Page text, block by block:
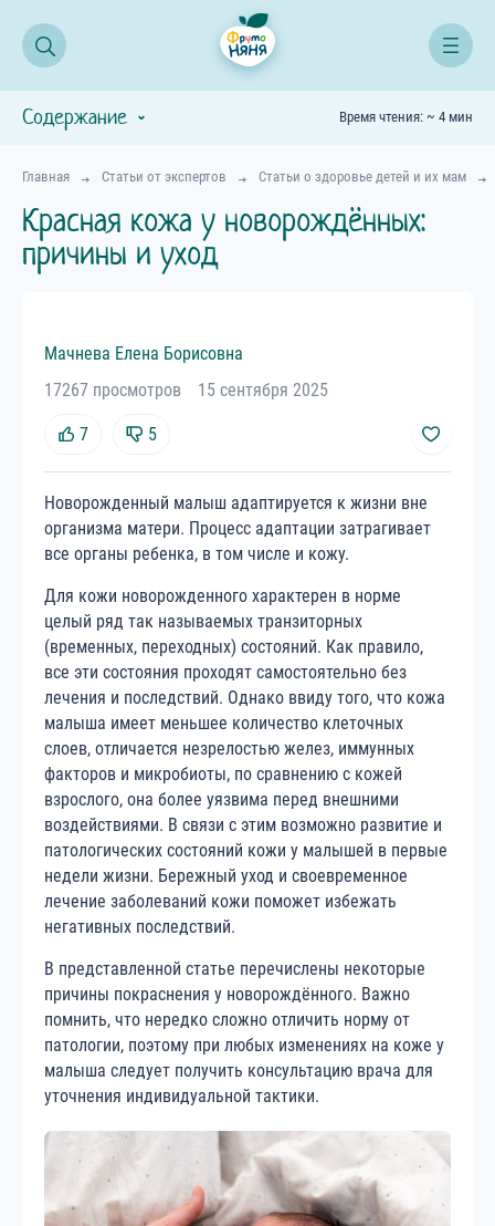
Главная Статьи от экспертов Статьи о здоровье детей и их мам
Красная кожа у новорождённых:
причины и уход
Мачнева Елена Борисовна
17267 просмотров
15 сентября 2025
7 5
Новорожденный малыш адаптируется к жизни вне
организма матери. Процесс адаптации затрагивает
все органы ребенка, в том числе и кожу.
Для кожи новорожденного характерен в норме
целый ряд так называемых транзиторных
(временных, переходных) состояний. Как правило,
все эти состояния проходят самостоятельно без
лечения и последствий. Однако ввиду того, что кожа
малыша имеет меньшее количество клеточных
слоев, отличается незрелостью желез, иммунных
факторов и микробиоты, по сравнению с кожей
взрослого, она более уязвима перед внешними
воздействиями. В связи с этим возможно развитие и
патологических состояний кожи у малышей в первые
недели жизни. Бережный уход и своевременное
лечение заболеваний кожи поможет избежать
негативных последствий.
В представленной статье перечислены некоторые
причины покраснения у новорождённого. Важно
помнить, что нередко сложно отличить норму от
патологии, поэтому при любых изменениях на коже у
малыша следует получить консультацию врача для
уточнения индивидуальной тактики.
Содержание Время чтения: ~ 4 мин